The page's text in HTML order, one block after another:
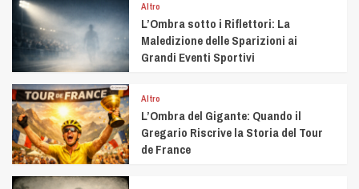
Altro
L’Ombra sotto i Riflettori: La
Maledizione delle Sparizioni ai
Grandi Eventi Sportivi
Altro
L’Ombra del Gigante: Quando il
Gregario Riscrive la Storia del Tour
de France